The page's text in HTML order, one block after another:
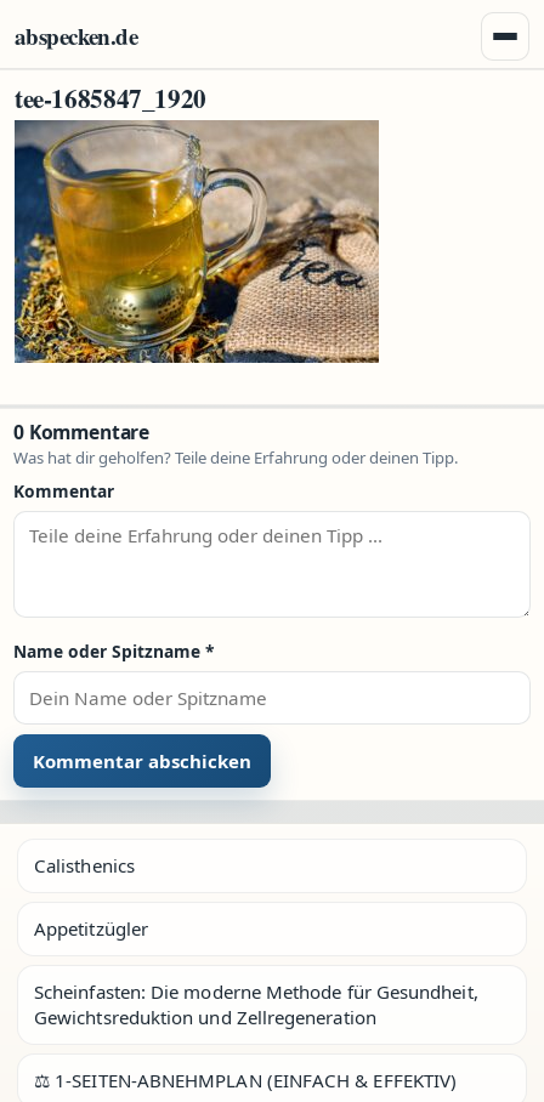
abspecken.de
tee-1685847_1920
0 Kommentare
Was hat dir geholfen? Teile deine Erfahrung oder deinen Tipp.
Kommentar
Name oder Spitzname *
Calisthenics
Appetitzügler
Scheinfasten: Die moderne Methode für Gesundheit,
Gewichtsreduktion und Zellregeneration
⚖️ 1-SEITEN-ABNEHMPLAN (EINFACH & EFFEKTIV)